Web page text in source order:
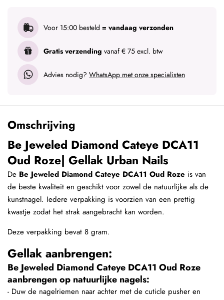
Voor 15:00 besteld = vandaag verzonden
Gratis verzending vanaf € 75 excl. btw
Advies nodig? WhatsApp met onze specialisten
Omschrijving
Be Jeweled Diamond Cateye DCA11
Oud Roze| Gellak Urban Nails
De Be Jeweled Diamond Cateye DCA11 Oud Roze is van
de beste kwaliteit en geschikt voor zowel de natuurlijke als de
kunstnagel. Iedere verpakking is voorzien van een prettig
kwastje zodat het strak aangebracht kan worden.
Deze verpakking bevat 8 gram.
Gellak aanbrengen:
Be Jeweled Diamond Cateye DCA11 Oud Roze
aanbrengen op natuurlijke nagels:
- Duw de nagelriemen naar achter met de cuticle pusher en